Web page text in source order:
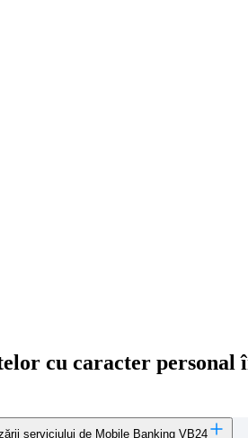
cu caracter
serviciului de Mobile Banking VB24